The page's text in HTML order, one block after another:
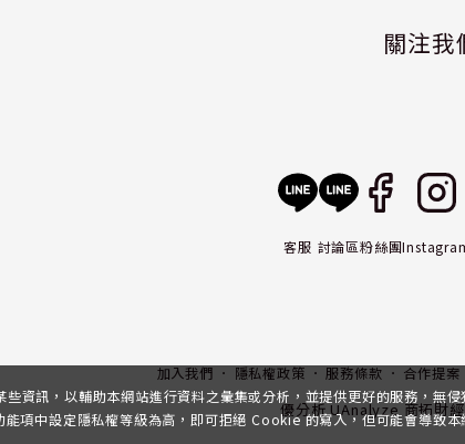
關注我
客服 討論區粉絲團
加入我們 隱私權政策 服務條款 合作提案
優分析 UAnalyze 商拓財
資訊，以輔助本網站進行資料之彙集或分析，並提供更好的服務，無
項中設定隱私權等級為高，即可拒絕 Cookie 的寫入，但可能會導致本